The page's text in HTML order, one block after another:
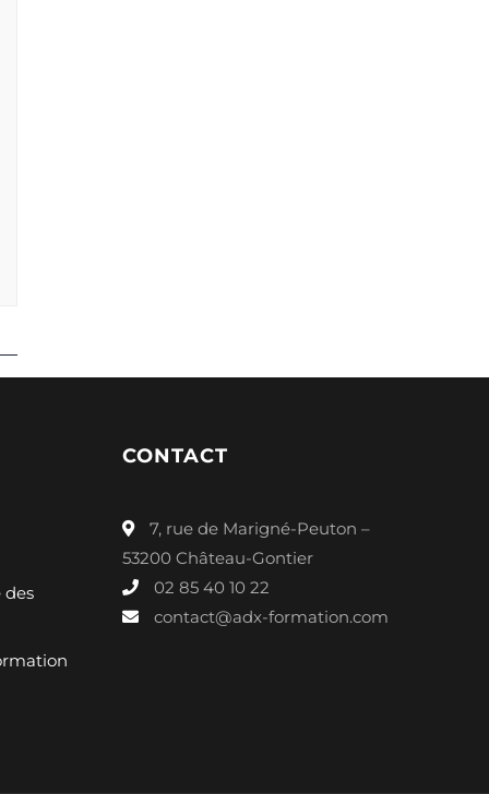
des
CONTACT
7, rue de Marigné-Peuton –
53200 Château-Gontier
02 85 40 10 22
contact@adx-formation.com